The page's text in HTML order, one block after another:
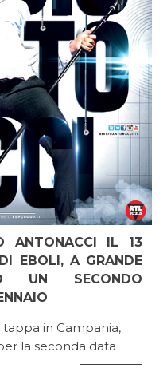
ANTONACCI IL 13
EBOLI, A GRANDE
UN SECONDO
in Campania,
la seconda data